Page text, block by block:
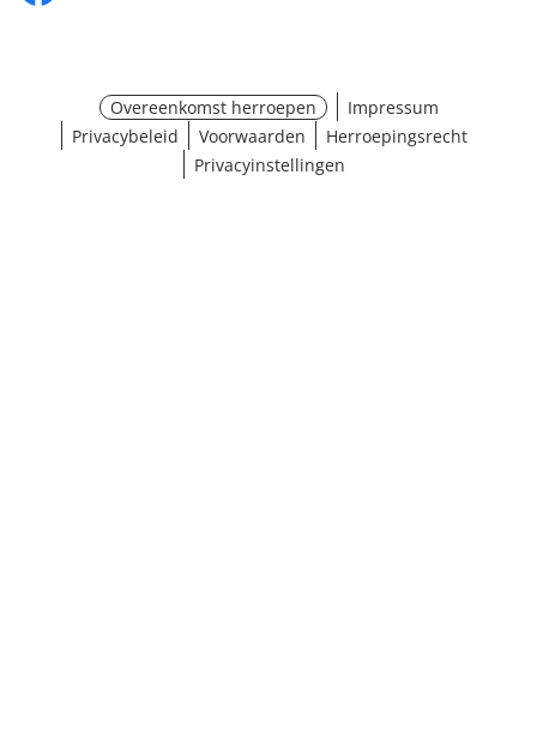
Overeenkomst herroepen
Impressum
Privacybeleid
Voorwaarden
Herroepingsrecht
Privacyinstellingen